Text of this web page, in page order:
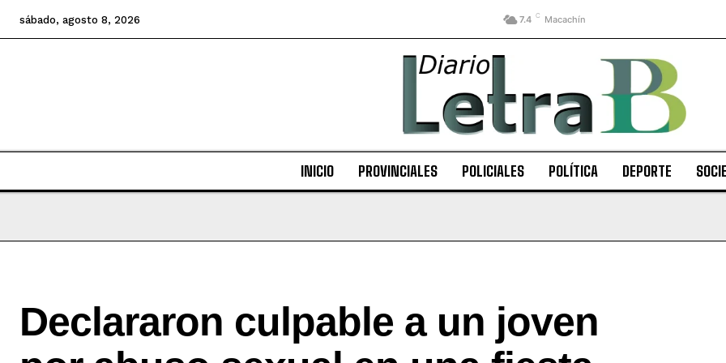
sábado, agosto 8, 2026 7.4 C Macachín
INICIO PROVINCIALES POLICIALES POLÍTICA DEPORTE
Declararon culpable a un joven